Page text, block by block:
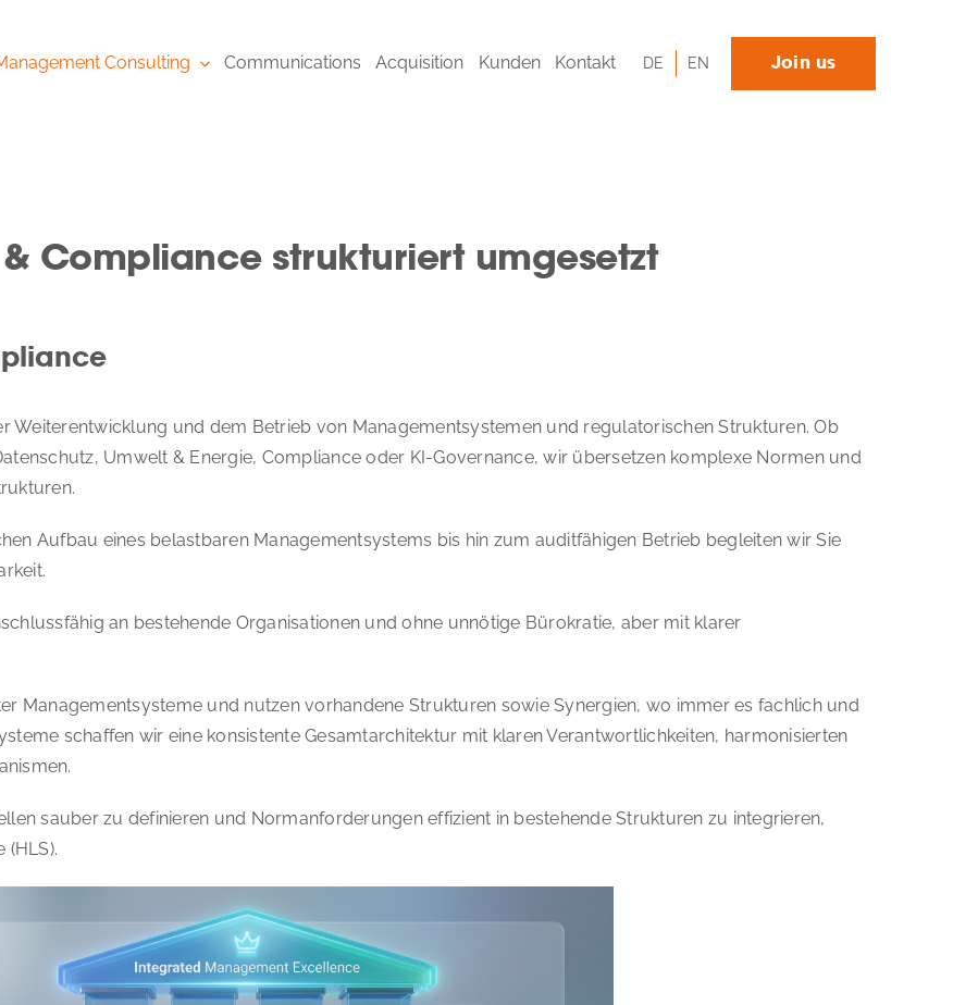
Consulting Communications Acquisition Kunden Kontakt DE EN Join us
Compliance strukturiert umgesetzt
Weiterentwicklung und dem Betrieb von Managementsystemen und regulatorischen Strukturen. Ob
Umwelt & Energie, Compliance oder KI-Governance, wir übersetzen komplexe Normen und
Aufbau eines belastbaren Managementsystems bis hin zum auditfähigen Betrieb begleiten wir Sie
an bestehende Organisationen und ohne unnötige Bürokratie, aber mit klarer
Managementsysteme und nutzen vorhandene Strukturen sowie Synergien, wo immer es fachlich und
schaffen wir eine konsistente Gesamtarchitektur mit klaren Verantwortlichkeiten, harmonisierten
sauber zu definieren und Normanforderungen effizient in bestehende Strukturen zu integrieren,